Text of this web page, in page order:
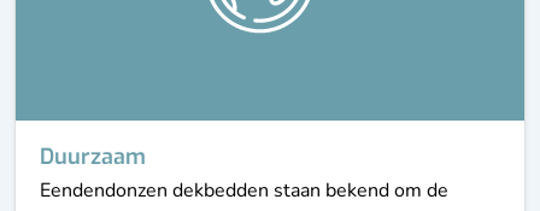
Duurzaam
Eendendonzen dekbedden staan bekend om de